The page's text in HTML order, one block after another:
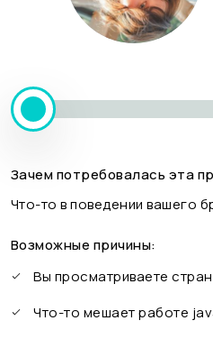
Зачем потребовалась эта
Что-то в поведении вашего
Возможные причины:
Вы просматриваете
Что-то мешает работе